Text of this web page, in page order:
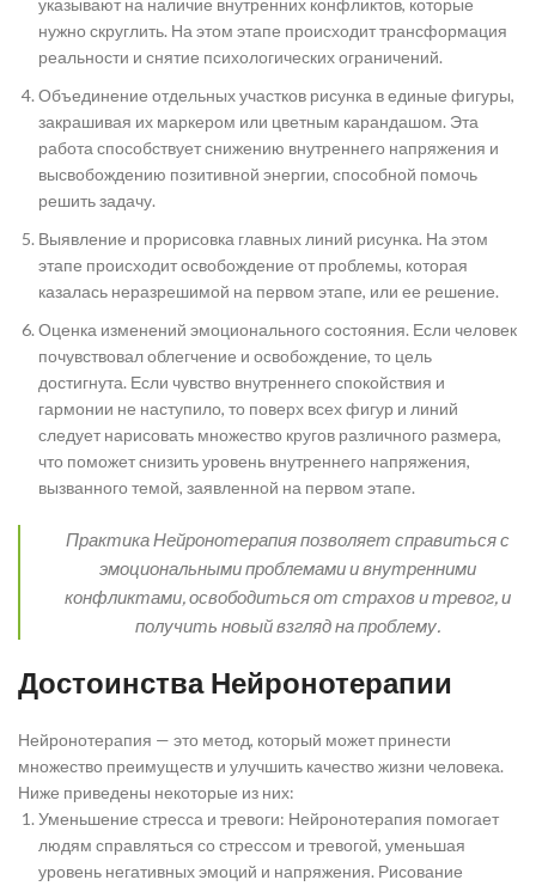
указывают на наличие внутренних конфликтов, которые
нужно скруглить. На этом этапе происходит трансформация
реальности и снятие психологических ограничений.
Объединение отдельных участков рисунка в единые фигуры,
закрашивая их маркером или цветным карандашом. Эта
работа способствует снижению внутреннего напряжения и
высвобождению позитивной энергии, способной помочь
решить задачу.
Выявление и прорисовка главных линий рисунка. На этом
этапе происходит освобождение от проблемы, которая
казалась неразрешимой на первом этапе, или ее решение.
Оценка изменений эмоционального состояния. Если человек
почувствовал облегчение и освобождение, то цель
достигнута. Если чувство внутреннего спокойствия и
гармонии не наступило, то поверх всех фигур и линий
следует нарисовать множество кругов различного размера,
что поможет снизить уровень внутреннего напряжения,
вызванного темой, заявленной на первом этапе.
Практика Нейронотерапия позволяет справиться с
эмоциональными проблемами и внутренними
конфликтами, освободиться от страхов и тревог, и
получить новый взгляд на проблему.
Достоинства Нейронотерапии
Нейронотерапия — это метод, который может принести
множество преимуществ и улучшить качество жизни человека.
Ниже приведены некоторые из них:
Уменьшение стресса и тревоги: Нейронотерапия помогает
людям справляться со стрессом и тревогой, уменьшая
уровень негативных эмоций и напряжения. Рисование